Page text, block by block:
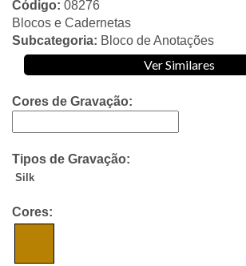
Código: 08276
Blocos e Cadernetas
Subcategoria: Bloco de Anotações
Ver Similares
Cores de Gravação:
Tipos de Gravação:
Silk
Cores: